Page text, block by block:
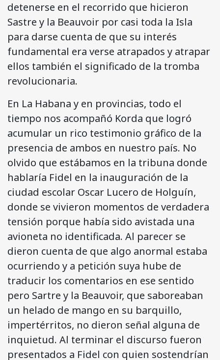
detenerse en el recorrido que hicieron
Sastre y la Beauvoir por casi toda la Isla
para darse cuenta de que su interés
fundamental era verse atrapados y atrapar
ellos también el significado de la tromba
revolucionaria.
En La Habana y en provincias, todo el
tiempo nos acompañó Korda que logró
acumular un rico testimonio gráfico de la
presencia de ambos en nuestro país. No
olvido que estábamos en la tribuna donde
hablaría Fidel en la inauguración de la
ciudad escolar Oscar Lucero de Holguín,
donde se vivieron momentos de verdadera
tensión porque había sido avistada una
avioneta no identificada. Al parecer se
dieron cuenta de que algo anormal estaba
ocurriendo y a petición suya hube de
traducir los comentarios en ese sentido
pero Sartre y la Beauvoir, que saboreaban
un helado de mango en su barquillo,
impertérritos, no dieron señal alguna de
inquietud. Al terminar el discurso fueron
presentados a Fidel con quien sostendrían